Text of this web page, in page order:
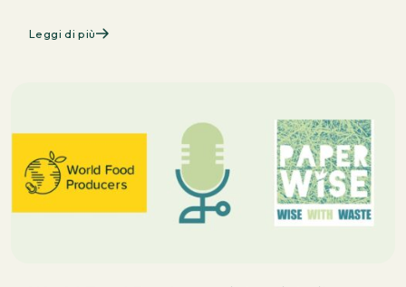
Leggi di più